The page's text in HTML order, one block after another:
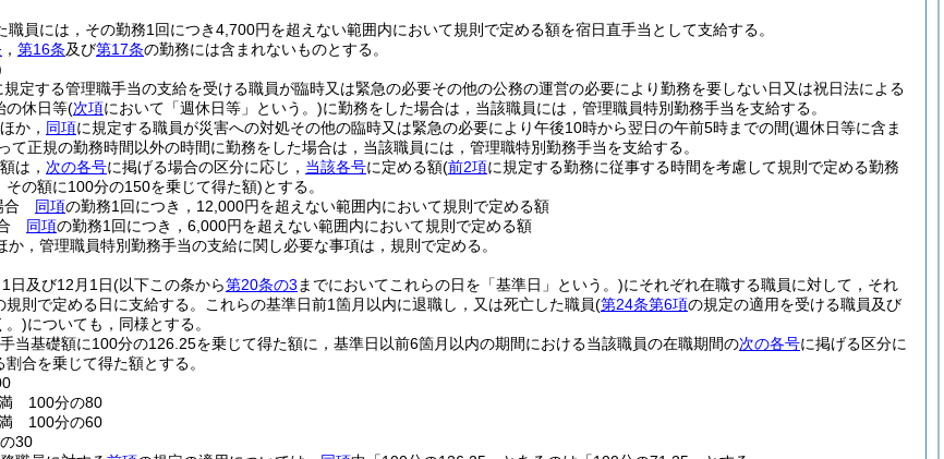
職員には，その勤務1回につき4,700円を超えない範囲内において規則で定める額を宿日直手当として支給する。
， 第16条及び第17条の勤務には含まれないものとする。
規定する管理職手当の支給を受ける職員が臨時又は緊急の必要その他の公務の運営の必要により勤務を要しない日又は祝日法による
の休日等(次項において「週休日等」という。)に勤務をした場合は，当該職員には，管理職員特別勤務手当を支給する。
か， 同項に規定する職員が災害への対処その他の臨時又は緊急の必要により午後10時から翌日の午前5時までの間(週休日等に含ま
て正規の勤務時間以外の時間に勤務をした場合は，当該職員には，管理職特別勤務手当を支給する。
は， 次の各号に掲げる場合の区分に応じ， 当該各号に定める額(前2項に規定する勤務に従事する時間を考慮して規則で定める勤務
その額に100分の150を乗じて得た額)とする。
合 同項の勤務1回につき，12,000円を超えない範囲内において規則で定める額
同項の勤務1回につき，6,000円を超えない範囲内において規則で定める額
か，管理職員特別勤務手当の支給に関し必要な事項は，規則で定める。
日及び12月1日(以下この条から第20条の3 までにおいてこれらの日を「基準日」という。)にそれぞれ在職する職員に対して，それ
則で定める日に支給する。
これらの基準日前1箇月以内に退職し，又は死亡した職員(第24条第6項の規定の適用を受ける職員及び
。)についても，同様とする。
当基礎額に100分の126.25を乗じて得た額に，基準日以前6箇月以内の期間における当該職員の在職期間の次の各号に掲げる区分に
割合を乗じて得た額とする。
100分の80
100分の60
30